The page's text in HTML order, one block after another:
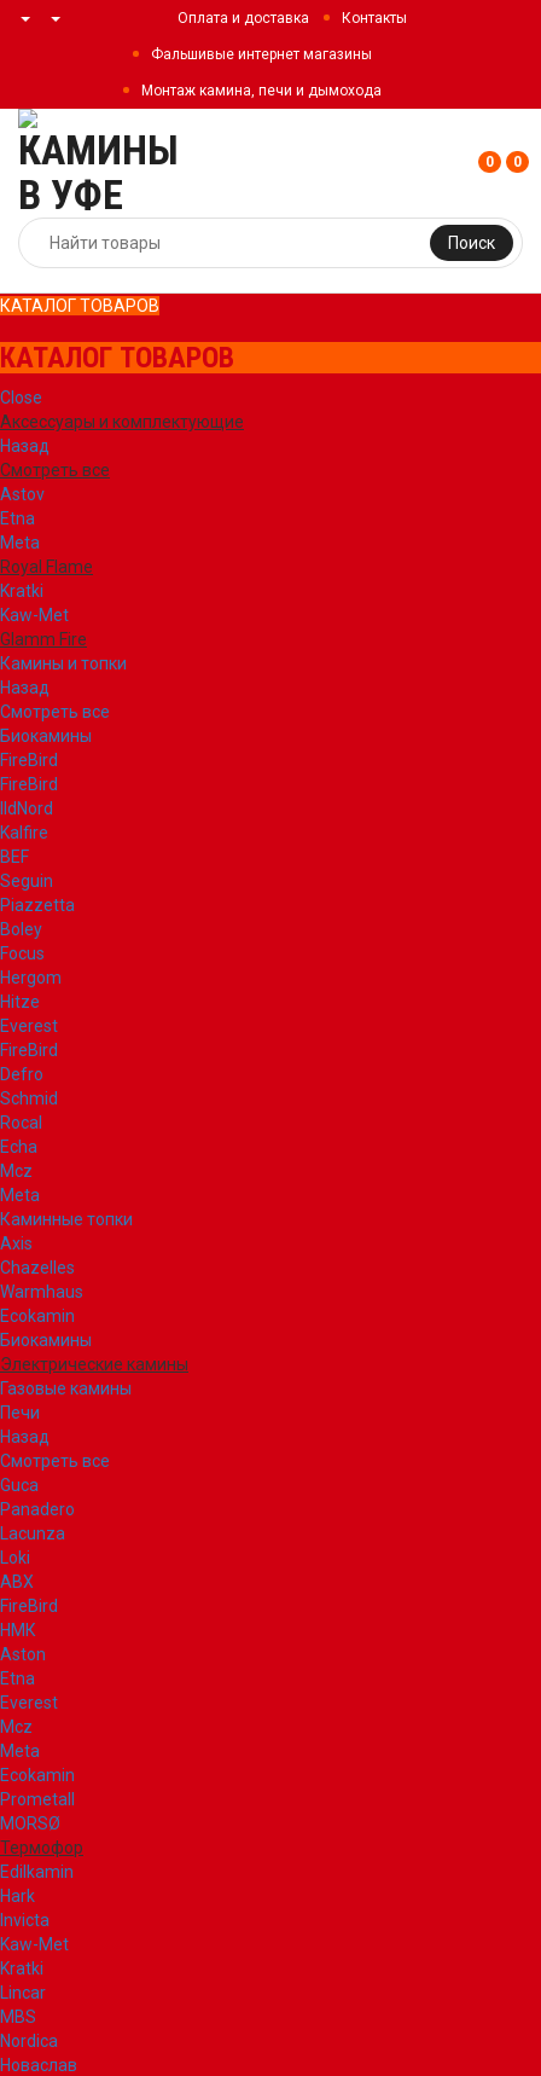
Оплата и доставка Контакты
Фальшивые интернет магазины
Монтаж камина, печи и дымохода
Поиск
0 0
КАТАЛОГ ТОВАРОВ
КАТАЛОГ ТОВАРОВ
Close
Аксессуары и комплектующие
Назад
Смотреть все
Astov
Etna
Meta
Royal Flame
Kratki
Kaw-Met
Glamm Fire
Камины и топки
Назад
Смотреть все
Биокамины
FireBird
FireBird
IldNord
Kalfire
BEF
Seguin
Piazzetta
Boley
Focus
Hergom
Hitze
Everest
FireBird
Defro
Schmid
Rocal
Echa
Mcz
Meta
Каминные топки
Axis
Chazelles
Warmhaus
Ecokamin
Биокамины
Электрические камины
Газовые камины
Печи
Назад
Смотреть все
Guca
Panadero
Lacunza
Loki
ABX
FireBird
НМК
Aston
Etna
Everest
Mcz
Meta
Ecokamin
Prometall
MORSØ
Термофор
Edilkamin
Hark
Invicta
Kaw-Met
Kratki
Lincar
MBS
Nordica
Новаслав